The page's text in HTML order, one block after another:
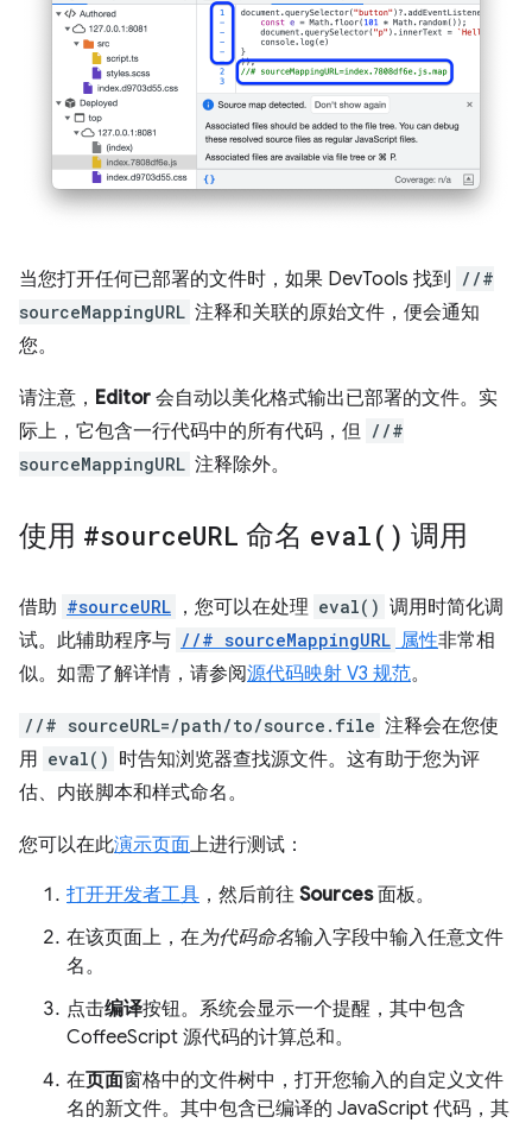
当您打开任何已部署的文件时，如果 DevTools 找到
//#
sourceMappingURL 注释和关联的原始文件，便会通知
您。
请注意， Editor 会自动以美化格式输出已部署的文件。实
际上，它包含一行代码中的所有代码，但 //#
sourceMappingURL 注释除外。
使用 #sourceURL 命名 eval( ) 调用
借助 #sourceURL ，您可以在处理 eval() 调用时简化调
试。此辅助程序与 //# sourceMappingURL 属性非常相
似。如需了解详情，请参阅源代码映射 V3 规范。
//# sourceURL=/path/to/source.file 注释会在您使
用 eval() 时告知浏览器查找源文件。这有助于您为评
估、内嵌脚本和样式命名。
您可以在此演示页面上进行测试：
打开开发者工具 ，然后前往 Sources面板。
在该页面上，在为代码命名输入字段中输入任意文件
名。
点击编译按钮。系统会显示一个提醒，其中包含
CoffeeScript 源代码的计算总和。
在页面窗格中的文件树中，打开您输入的自定义文件
名的新文件。其中包含已编译的 JavaScript 代码，其